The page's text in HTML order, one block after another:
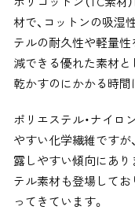
材で、コットンの吸湿
テルの耐久性や軽量性
減できる優れた素材と
乾かすのにかかる時間
ポリエステル・ナイロ
やすい化学繊維ですが
露しやすい傾向にあり
テル素材も登場してお
ってきています。